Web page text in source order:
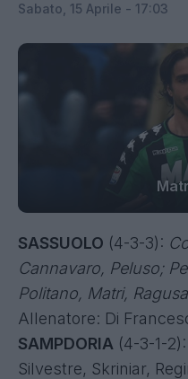
Sabato, 15 Aprile - 17:03
SASSUOLO (4-3-3):
Cannavaro, Peluso;
Politano, Matri, Ragusa
Allenatore: Di
SAMPDORIA (4-3-1-
Silvestre, Skriniar,